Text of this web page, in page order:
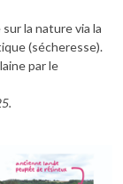
la nature via la
(sécheresse).
par le